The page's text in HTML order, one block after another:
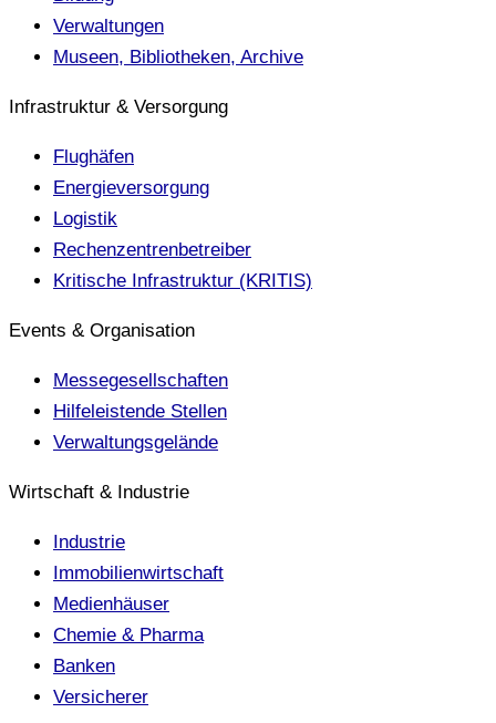
Verwaltungen
Museen, Bibliotheken, Archive
Infrastruktur & Versorgung
Flughäfen
Energieversorgung
Logistik
Rechenzentrenbetreiber
Kritische Infrastruktur (KRITIS)
Events & Organisation
Messegesellschaften
Hilfeleistende Stellen
Verwaltungsgelände
Wirtschaft & Industrie
Industrie
Immobilienwirtschaft
Medienhäuser
Chemie & Pharma
Banken
Versicherer